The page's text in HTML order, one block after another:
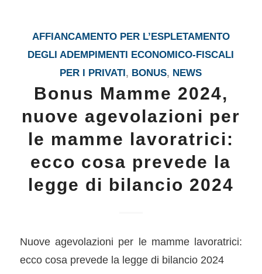
AFFIANCAMENTO PER L’ESPLETAMENTO
DEGLI ADEMPIMENTI ECONOMICO-FISCALI
PER I PRIVATI , BONUS, NEWS
Bonus Mamme 2024,
nuove agevolazioni per
le mamme lavoratrici:
ecco cosa prevede la
legge di bilancio 2024
Nuove agevolazioni per le mamme lavoratrici:
ecco cosa prevede la legge di bilancio 2024